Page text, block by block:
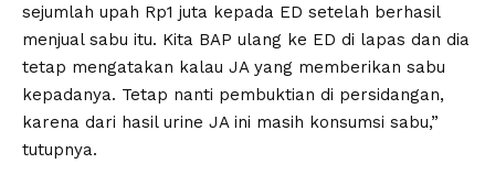
sejumlah upah Rp1 juta kepada ED setelah berhasil
menjual sabu itu. Kita BAP ulang ke ED di lapas dan dia
tetap mengatakan kalau JA yang memberikan sabu
kepadanya. Tetap nanti pembuktian di persidangan,
karena dari hasil urine JA ini masih konsumsi sabu,”
tutupnya.